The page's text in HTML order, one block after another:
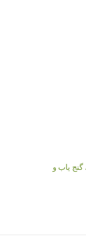
گنج یاب و